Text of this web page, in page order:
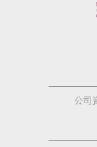
公司